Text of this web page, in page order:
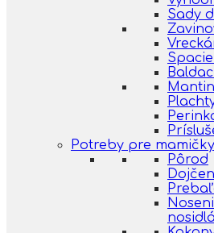
Sady
Potreby pre mamičky
Pôrod
nosidlá